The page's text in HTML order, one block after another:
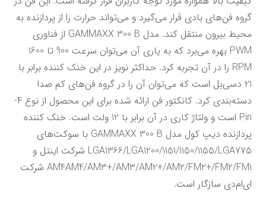
دسته‌بندی کرد. کانکتور فن ارائه شده برای این محصول از نوع 4-
ای‌ام‌دی سازگار است.